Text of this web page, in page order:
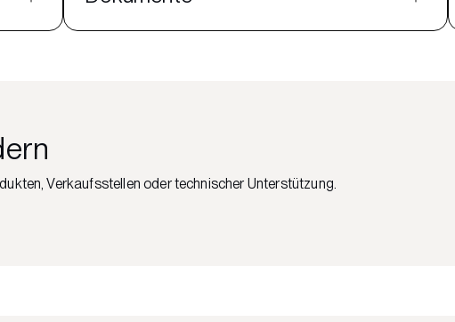
Verkaufsstellen oder technischer Unterstützung.